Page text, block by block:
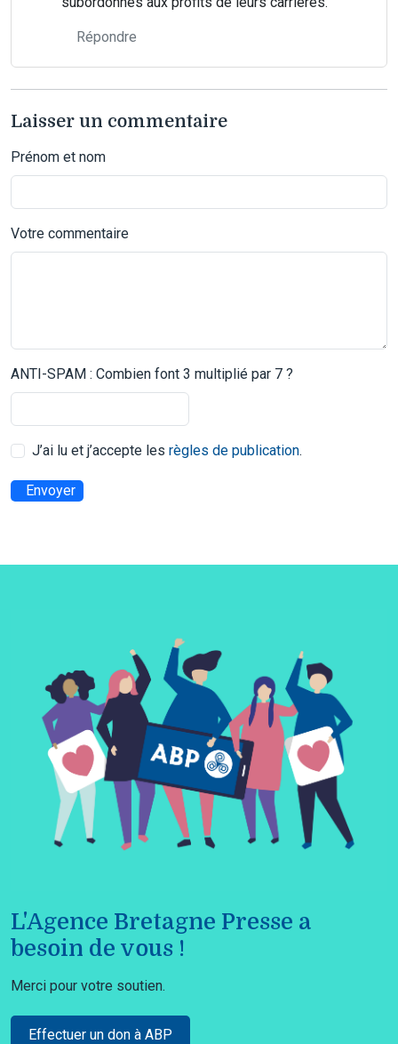
Répondre
Laisser un commentaire
Prénom et nom
Votre commentaire
ANTI-SPAM : Combien font 3 multiplié par 7 ?
J’ai lu et j’accepte les règles de publication.
Envoyer
L'Agence Bretagne Presse a
besoin de vous !
Merci pour votre soutien.
Effectuer un don à ABP